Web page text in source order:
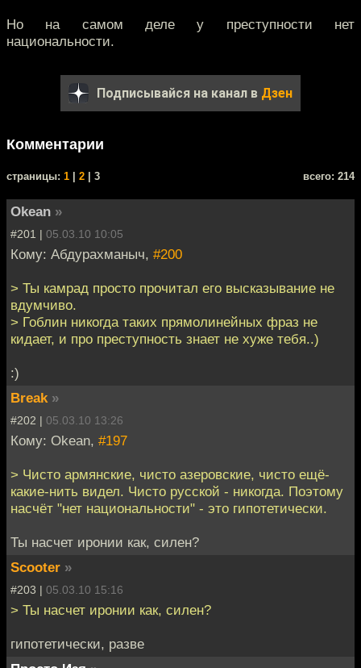
Но на самом деле у преступности нет
национальности.
Подписывайся на канал в Дзен
Комментарии
cтраницы: 1 2 | 3 всего: 214
Okean »
#201 | 05.03.10 10:05
Кому: Абдурахманыч, #200
> Ты камрад просто прочитал его высказывание не
вдумчиво.
> Гоблин никогда таких прямолинейных фраз не
кидает, и про преступность знает не хуже тебя..)
:)
Break »
#202 | 05.03.10 13:26
Кому: Okean, #197
> Чисто армянские, чисто азеровские, чисто ещё-
какие-нить видел. Чисто русской - никогда. Поэтому
насчёт "нет национальности" - это гипотетически.
Ты насчет иронии как, силен?
Scooter »
#203 | 05.03.10 15:16
> Ты насчет иронии как, силен?
гипотетически, разве